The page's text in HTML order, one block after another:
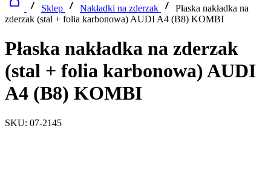
Sklep Nakładki na zderzak
Płaska nakładka na
zderzak (stal + folia karbonowa) AUDI A4 (B8) KOMBI
Płaska nakładka na zderzak
(stal + folia karbonowa) AUDI
A4 (B8) KOMBI
SKU: 07-2145